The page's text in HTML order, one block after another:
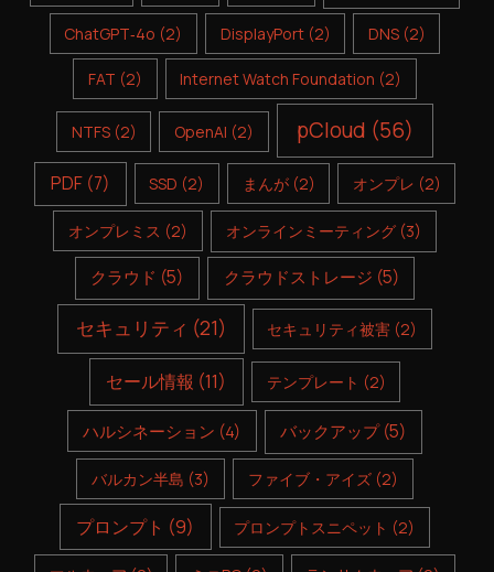
ChatGPT‑4o (2) DisplayPort(2) DNS(2)
FAT (2) Internet Watch Foundation (2)
NTFS(2) OpenAI (2) pCloud (56)
PDF(7) SSD (2) まんが(2) オンプレ (2)
オンプレミス (2) オンラインミーティング(3)
クラウド (5) クラウドストレージ (5)
セキュリティ (21) セキュリティ被害 (2)
セール情報 (11) テンプレート (2)
ハルシネーション (4) バックアップ(5)
バルカン半島 (3) ファイブ・アイズ (2)
プロンプト (9) プロンプトスニペット (2)